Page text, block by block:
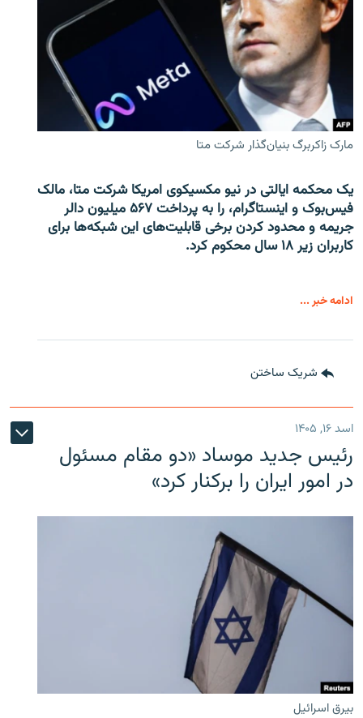
مارک زاکربرگ بنیان‌گذار شرکت متا
یک محکمه ایالتی در نیو مکسیکوی امریکا شرکت متا، مالک
فیس‌بوک و اینستاگرام، را به پرداخت ۵۶۷ میلیون دالر
جریمه و محدود کردن برخی قابلیت‌های این شبکه‌ها برای
کاربران زیر ۱۸ سال محکوم کرد.
ادامه خبر ...
شریک ساختن
اسد ۱۶, ۱۴۰۵
رئیس جدید موساد «دو مقام مسئول
در امور ایران را برکنار کرد»
بیرق اسرائیل